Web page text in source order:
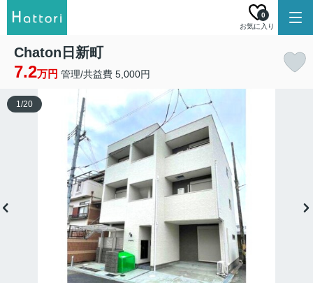
お気に入り
0
Chaton日新町
7.2万円 管理/共益費 5,000円
1/20